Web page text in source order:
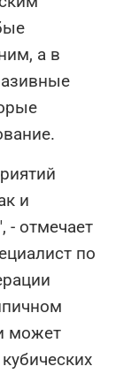
а в
и
- отмечает
по
может